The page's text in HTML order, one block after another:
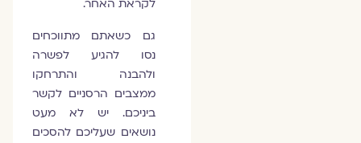
לקראת האחר.
גם כשאתם מתווכחים
נסו להגיע לפשרה
ולהבנה והתרחקו
ממצבים הרסניים לקשר
ביניכם. יש לא מעט
נושאים שעליכם להסכים